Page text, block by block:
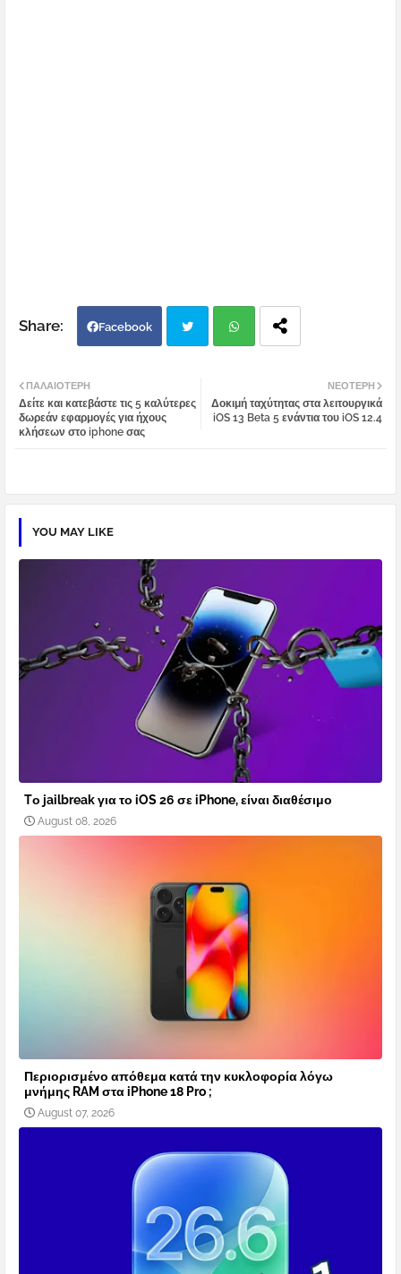
Facebook
tter atsa
ΝΕΌΤΕΡΗ
Δοκιμή ταχύτητας στα λειτουργικά
iOS 13 Beta 5 ενάντια του iOS 12.4
ΠΑΛΑΙΌΤΕΡΗ
Δείτε και κατεβάστε τις 5 καλύτερες
δωρεάν εφαρμογές για ήχους
κλήσεων στο iphone σας
YOU MAY LIKE
Tο jailbreak για το iOS 26 σε iPhone, είναι διαθέσιμο
August 08, 2026
Περιορισμένο απόθεμα κατά την κυκλοφορία λόγω
μνήμης RAM στα iPhone 18 Pro ;
August 07, 2026